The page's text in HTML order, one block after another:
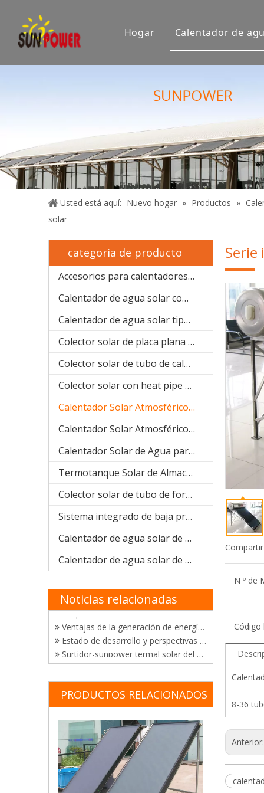
Hogar Calentador de
Usted está aquí: Nuevo hogar » Productos »
solar
categoria de producto
Accesorios para calentadores solares de agua
Calentador de agua solar compacto presurizado (SPP)
Calentador de agua solar tipo bobina de cobre precalentado (SPHE)
Colector solar de placa plana (SPFP)
Colector solar de tubo de calor (aluminio SPB)
Colector solar con heat pipe de sistema separado(acero inoxidable manifold SPA)
Calentador Solar Atmosférico (acero inoxidable compacto SPC)
Calentador Solar Atmosférico ( galvanizado compacto SPR)
Calentador Solar de Agua para Proyecto (SPCF)
Termotanque Solar de Almacenaje de agua
Colector solar de tubo de forma U (manifold SPU)
Sistema integrado de baja presión
Calentador de agua solar de acero galvanizado
Calentador de agua solar de acero inoxidable
Noticias relacionadas
El desarrollo de tecnologías de utilización de energía solar
Triunfo en certificación y ventas de calentadores solares de agua
Sunpower obtuvo con éxito el certificado brasileño de Inmetro y certificado de Solar Keymak
Ventajas de la generación de energía térmica solar
Estado de desarrollo y perspectivas de la tecnología de generación de energía fototérmica solar
Surtidor-sunpower termal solar del colector de la visita del cliente de México en China
Cliente de la fábrica solar de los calentadores de agua de Sunpower de la visita de Kenia
Anticongelante solar compacto del calentador de agua del tubo de vacío que bloquea nueva tecnología
Aplicación de energía solar en piscinas en China
Aplicación de energía solar en el sistema de calentamiento de agua de la piscina
Nueva tecnología de colector plano solar de tubo de calor
Características de calentadores solares del tubo de vacío
La tecnología de secado con energia solar
PRODUCTOS RELACIONADOS
Serie
N º de
Código
8-36
Anterior: